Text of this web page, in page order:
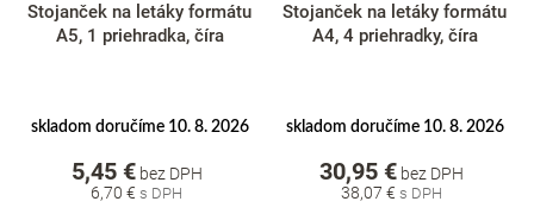
Stojanček na letáky formátu
A4, 4 priehradky, číra
skladom doručíme 10. 8. 2026
38,07 €
30,95 €bez DPH
Stojanček na letáky formátu
A5, 4 priehradky, číra
skladom doručíme 10. 8. 2026
19,62 €
15,95 €bez DPH